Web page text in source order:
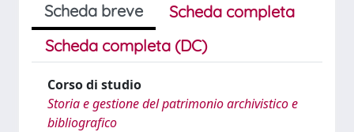
Scheda breve
Scheda completa
Scheda completa (DC)
Corso di studio
Storia e gestione del patrimonio archivistico e
bibliografico